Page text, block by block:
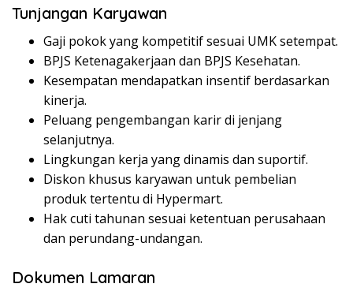
Tunjangan Karyawan
Gaji pokok yang kompetitif sesuai UMK setempat.
BPJS Ketenagakerjaan dan BPJS Kesehatan.
Kesempatan mendapatkan insentif berdasarkan
kinerja.
Peluang pengembangan karir di jenjang
selanjutnya.
Lingkungan kerja yang dinamis dan suportif.
Diskon khusus karyawan untuk pembelian
produk tertentu di Hypermart.
Hak cuti tahunan sesuai ketentuan perusahaan
dan perundang-undangan.
Dokumen Lamaran